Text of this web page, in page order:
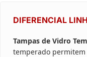
DIFERENCIAL
Tampas de Vidro
temperado